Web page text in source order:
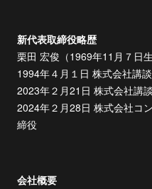
新代表取締役略歴
栗田 宏俊（1969年11月７日生
1994年４月１日 株式会社講
2023年２月21日 株式会社講
2024年２月28日 株式会社コ
締役
会社概要